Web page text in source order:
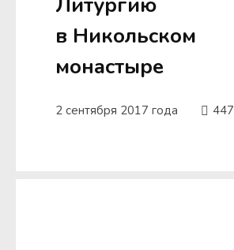
в Никольском
монастыре
2 сентября 2017 года 447